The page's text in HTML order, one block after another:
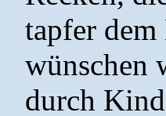
tapfer dem
wünschen
durch